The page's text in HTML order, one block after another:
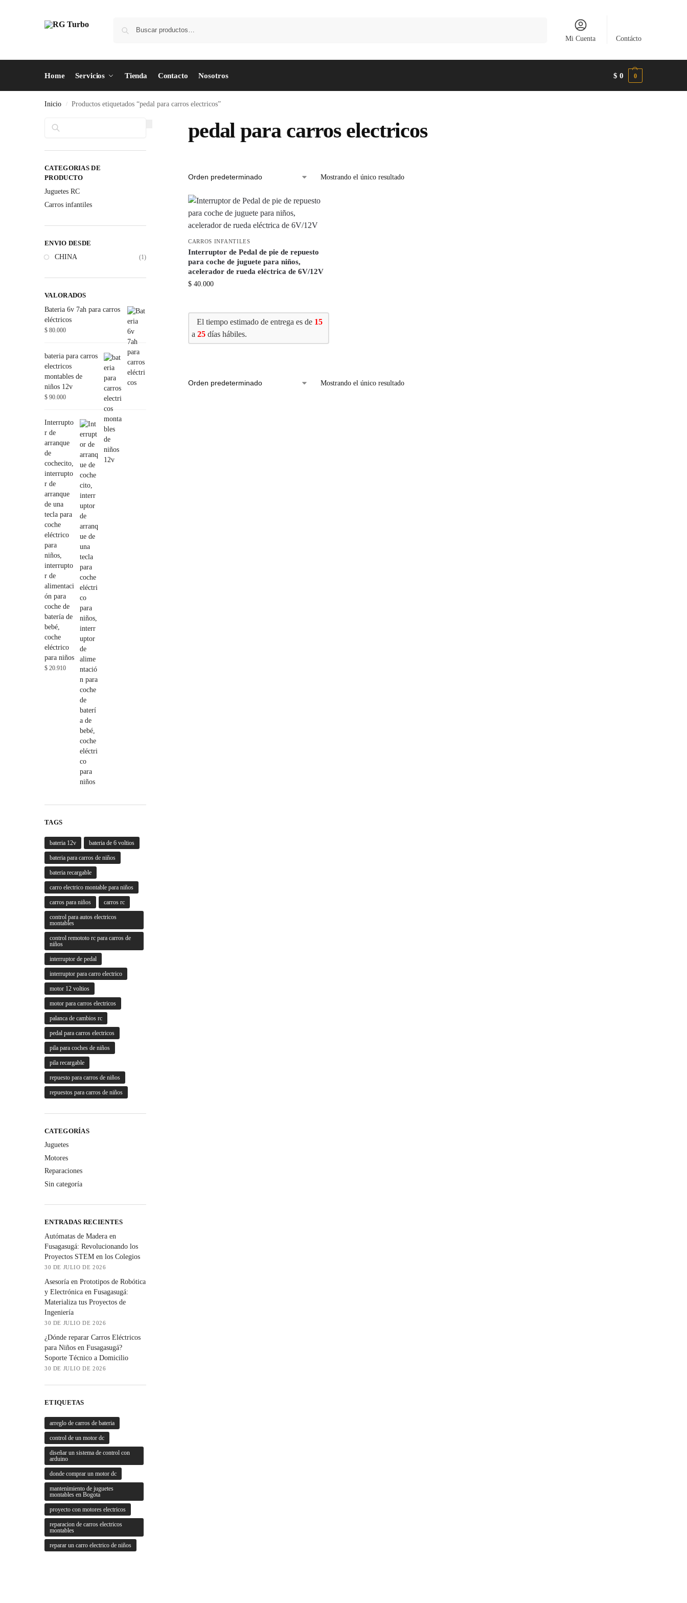
Mi Cuenta Contácto
Home Servicios Tienda Contacto Nosotros $ 0 0
Inicio / Productos etiquetados “pedal para carros electricos”
pedal para carros electricos
Mostrando el único resultado
CARROS INFANTILES
Interruptor de Pedal de pie de repuesto
para coche de juguete para niños,
acelerador de rueda eléctrica de 6V/12V
$40.000
El tiempo estimado de entrega es de 15
a 25días hábiles.
Mostrando el único resultado
CATEGORIAS DE
PRODUCTO
Juguetes RC
Carros infantiles
ENVIO DESDE
CHINA
(1)
VALORADOS
Bateria 6v 7ah para carros
eléctricos
$ 80.000
bateria para carros
electricos
montables de
niños 12v
$ 90.000
Interrupto
r de
arranque
de
cochecito,
interrupto
r de
arranque
de una
tecla para
coche
eléctrico
para
niños,
interrupto
r de
alimentaci
ón para
coche de
batería de
bebé,
coche
eléctrico
para niños
$ 20.910
TAGS
bateria 12v bateria de 6 voltios
bateria para carros de niños
bateria recargable
carro electrico montable para niños
carros para niños carros rc
control para autos electricos
montables
control remototo rc para carros de
niños
interruptor de pedal
interruptor para carro electrico
motor 12 voltios
motor para carros electricos
palanca de cambios rc
pedal para carros electricos
pila para coches de niños
pila recargable
repuesto para carros de niños
repuestos para carros de niños
CATEGORÍAS
Juguetes
Motores
Reparaciones
Sin categoría
ENTRADAS RECIENTES
Autómatas de Madera en
Fusagasugá: Revolucionando los
Proyectos STEM en los Colegios
30 DE JULIO DE 2026
Asesoría en Prototipos de Robótica
y Electrónica en Fusagasugá:
Materializa tus Proyectos de
Ingeniería
30 DE JULIO DE 2026
¿Dónde reparar Carros Eléctricos
para Niños en Fusagasugá?
Soporte Técnico a Domicilio
30 DE JULIO DE 2026
ETIQUETAS
arreglo de carros de bateria
control de un motor dc
diseñar un sistema de control con
arduino
donde comprar un motor dc
mantenimiento de juguetes
montables en Bogota
proyecto con motores electricos
reparacion de carros electricos
montables
reparar un carro electrico de niños